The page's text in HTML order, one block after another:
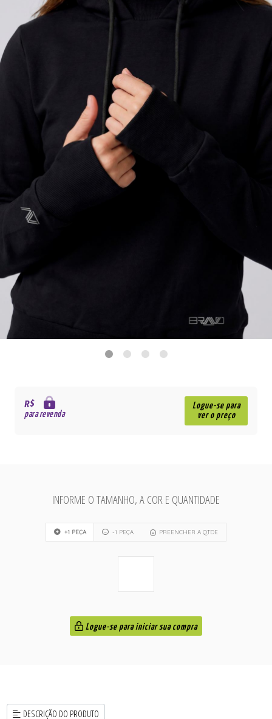
R$
para revenda
Logue-se para
ver o preço
INFORME O TAMANHO, A COR E QUANTIDADE
+1 PEÇA -1 PEÇA PREENCHER A QTDE
Logue-se para iniciar sua compra
DESCRIÇÃO DO PRODUTO